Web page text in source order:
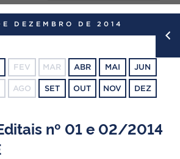
Canais
DEZEMBRO DE 2014
FEV MAR ABR MAI JUN
AGO SET OUT NOV DEZ
nº 01 e 02/2014